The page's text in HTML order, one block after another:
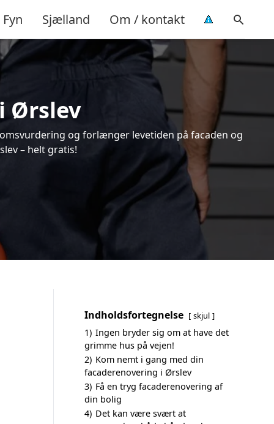
Fyn Sjælland Om / kontakt
Ørslev
og forlænger levetiden på facaden og
– helt gratis!
Indholdsfortegnelse skjul
1) Ingen bryder sig om at have det
grimme hus på vejen!
2) Kom nemt i gang med din
facaderenovering i Ørslev
3) Få en tryg facaderenovering af
din bolig
4) Det kan være svært at